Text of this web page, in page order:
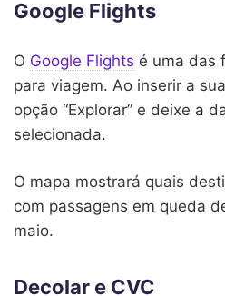
Google Flights
O Google Flights é uma das
para viagem. Ao inserir a
opção “Explorar” e deixe a
selecionada.
O mapa mostrará quais
com passagens em queda
maio.
Decolar e CVC